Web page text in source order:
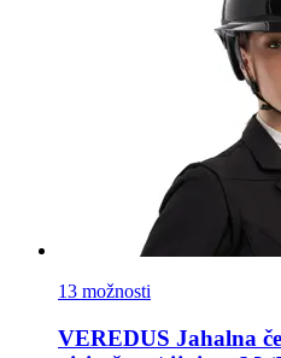
13 možnosti
VEREDUS Jahalna